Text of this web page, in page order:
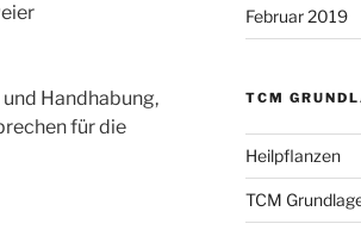
Handhabung,
für die
Februar 2019
TCM
Heilpflanzen
TCM